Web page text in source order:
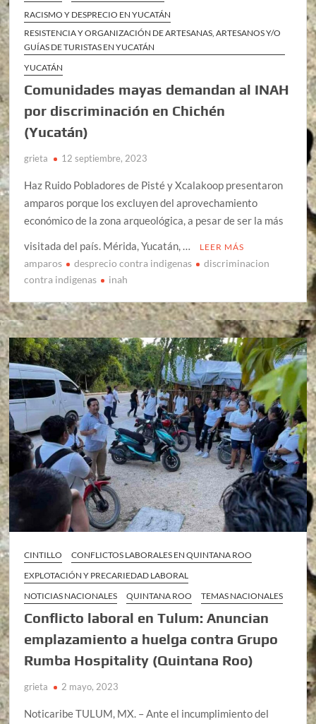
RACISMO Y DESPRECIO EN YUCATÁN
RESISTENCIA Y ORGANIZACIÓN DE ARTESANAS, ARTESANOS Y/O
GUÍAS DE TURISTAS EN YUCATÁN
YUCATÁN
Comunidades mayas demandan al INAH
por discriminación en Chichén
(Yucatán)
grieta 12 septiembre, 2023
Haz Ruido Pobladores de Pisté y Xcalakoop presentaron
amparos porque los excluyen del aprovechamiento
económico de la zona arqueológica, a pesar de ser la más
visitada del país. Mérida, Yucatán, …
LEER MÁS
amparos desprecio contra indigenas
discriminacion
contra indigenas
inah
CINTILLO
CONFLICTOS LABORALES EN QUINTANA ROO
EXPLOTACIÓN Y PRECARIEDAD LABORAL
NOTICIAS NACIONALES
QUINTANA ROO TEMAS NACIONALES
Conflicto laboral en Tulum: Anuncian
emplazamiento a huelga contra Grupo
Rumba Hospitality (Quintana Roo)
grieta 2 mayo, 2023
Noticaribe TULUM, MX. – Ante el incumplimiento del